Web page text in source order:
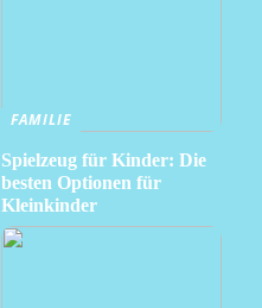
FAMILIE
Spielzeug für Kinder: Die
besten Optionen für
Kleinkinder